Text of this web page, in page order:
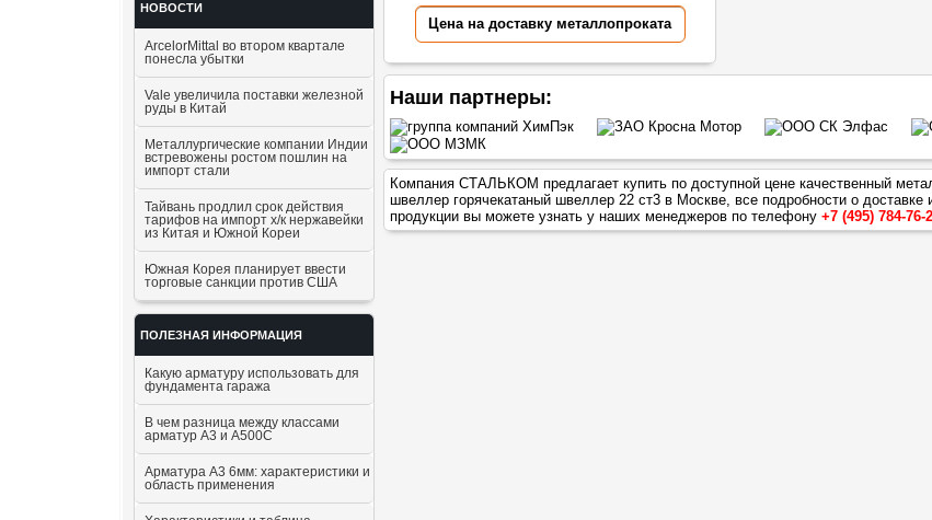
НОВОСТИ
ArcelorMittal во втором квартале
понесла убытки
Vale увеличила поставки железной
руды в Китай
Металлургические компании Индии
встревожены ростом пошлин на
импорт стали
Тайвань продлил срок действия
тарифов на импорт х/к нержавейки
из Китая и Южной Кореи
Южная Корея планирует ввести
торговые санкции против США
ПОЛЕЗНАЯ ИНФОРМАЦИЯ
Какую арматуру использовать для
фундамента гаража
В чем разница между классами
арматур А3 и А500С
Арматура А3 6мм: характеристики и
область применения
Цена на доставку металлопроката
Наши партнеры:
Компания СТАЛЬКОМ предлагает купить по доступной цене качественный
швеллер горячекатаный швеллер 22 ст3 в Москве, все подробности о доставке
продукции вы можете узнать у наших менеджеров по телефону +7 (495) 784-76-